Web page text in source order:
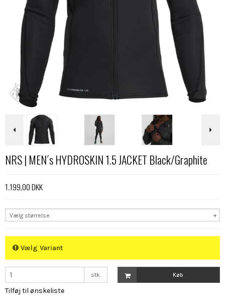
NRS | MEN´s HYDROSKIN 1.5 JACKET Black/Graphite
1.199,00 DKK
Vælg størrelse
Vælg Variant
stk. Køb
Tilføj til ønskeliste